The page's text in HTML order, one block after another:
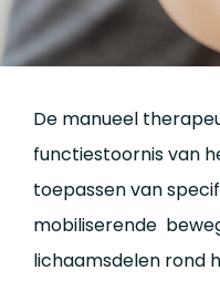
De manueel
functiestoornis van
toepassen van
mobiliserende
lichaamsdelen rond